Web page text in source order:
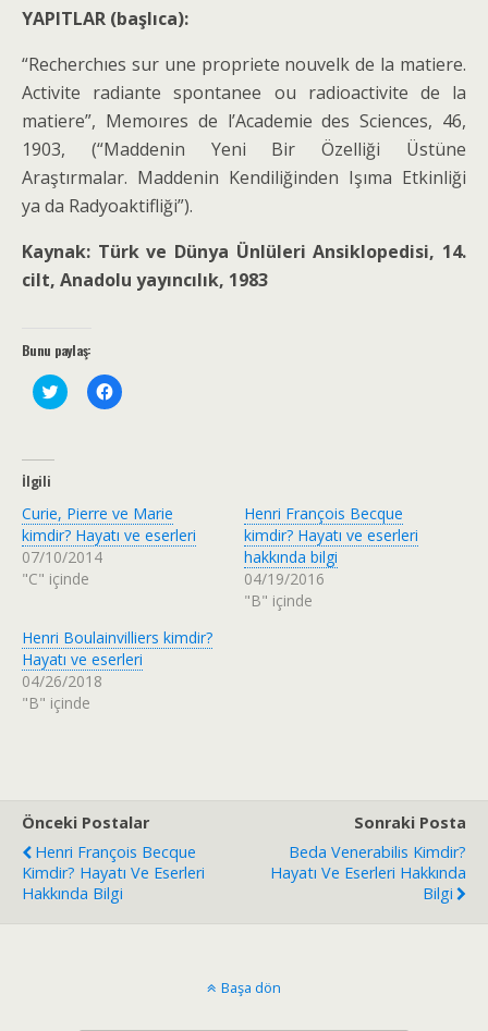
YAPITLAR (başlıca):
“Recherchıes sur une propriete nouvelk de la matiere.
Activite radiante spontanee ou radioactivite de la
matiere”, Memoıres de l’Academie des Sciences, 46,
1903, (“Maddenin Yeni Bir Özelliği Üstüne
Araştırmalar. Maddenin Kendiliğinden Işıma Etkinliği
ya da Radyoaktifliği”).
Kaynak: Türk ve Dünya Ünlüleri Ansiklopedisi, 14.
cilt, Anadolu yayıncılık, 1983
Bunu paylaş:
T
w
e
r
i
n
d
e
y
l
a
ş
m
a
k
k
l
y
ı
n
(
F
a
t
a
p
m
a
k
i
ı
n
Y
e
n
i
e
İlgili
Curie, Pierre ve Marie
kimdir? Hayatı ve eserleri
07/10/2014
"C" içinde
Henri François Becque
kimdir? Hayatı ve eserleri
hakkında bilgi
04/19/2016
"B" içinde
Henri Boulainvilliers kimdir?
Hayatı ve eserleri
04/26/2018
"B" içinde
Önceki Postalar
Henri François Becque
Kimdir? Hayatı Ve Eserleri
Hakkında Bilgi
Sonraki Posta
Beda Venerabilis Kimdir?
Hayatı Ve Eserleri Hakkında
Bilgi
Başa dön